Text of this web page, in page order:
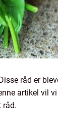
råd er
artikel vil
råd.